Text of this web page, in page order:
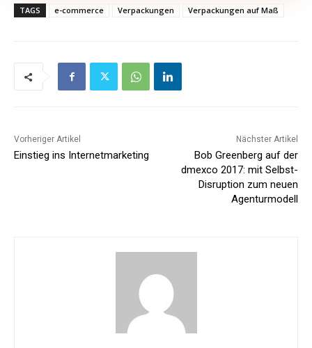
TAGS e-commerce Verpackungen Verpackungen auf Maß
Vorheriger Artikel
Einstieg ins Internetmarketing
Nächster Artikel
Bob Greenberg auf der
dmexco 2017: mit Selbst-
Disruption zum neuen
Agenturmodell